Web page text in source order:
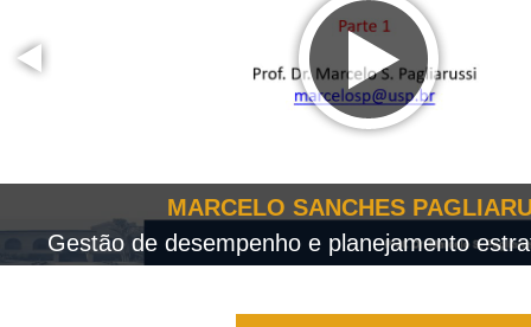
MARCELO SANCHES
Gestão de desempenho e planejamento